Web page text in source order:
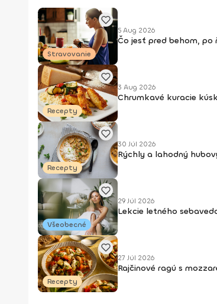
Stravovanie
5 Aug 2026
Čo jesť pred behom,
Recepty
3 Aug 2026
Chrumkavé kuracie
Recepty
30 Júl 2026
Rýchly a lahodný
Všeobecné
29 Júl 2026
Lekcie letného
Recepty
27 Júl 2026
Rajčinové ragú s